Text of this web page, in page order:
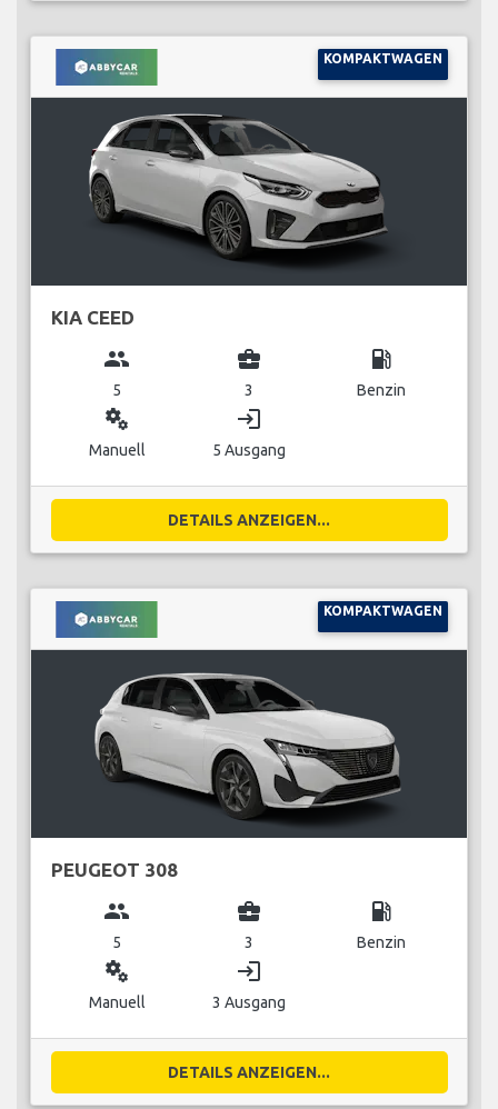
KOMPAKTWAGEN
KIA CEED
group
5
business_center
3
local_gas_station
Benzin
miscellaneous_services
Manuell
login
5 Ausgang
DETAILS ANZEIGEN...
KOMPAKTWAGEN
PEUGEOT 308
group
5
business_center
3
local_gas_station
Benzin
miscellaneous_services
Manuell
login
3 Ausgang
DETAILS ANZEIGEN...